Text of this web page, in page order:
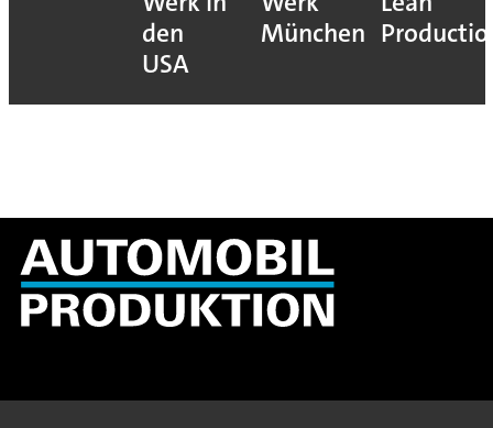
den
USA
München